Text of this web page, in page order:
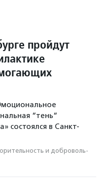
пройдут
“тень“
состоялся в Санкт-
и доброволь­